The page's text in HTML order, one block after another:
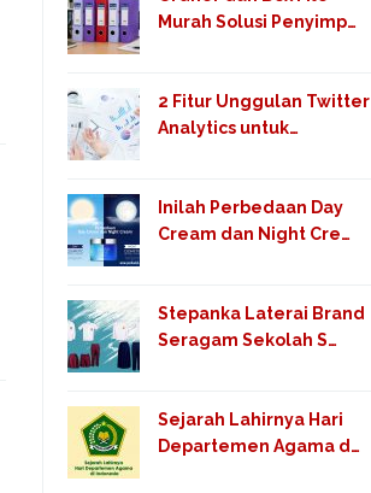
Murah Solusi Penyimp…
2 Fitur Unggulan Twitter
Analytics untuk…
Inilah Perbedaan Day
Cream dan Night Cre…
Stepanka Laterai Brand
Seragam Sekolah S…
Sejarah Lahirnya Hari
Departemen Agama d…